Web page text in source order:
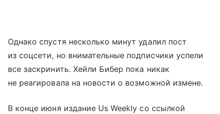
Однако спустя несколько минут удалил пост
из соцсети, но внимательные подписчики успели
все заскринить. Хейли Бибер пока никак
не реагировала на новости о возможной измене.
В конце июня издание Us Weekly со ссылкой